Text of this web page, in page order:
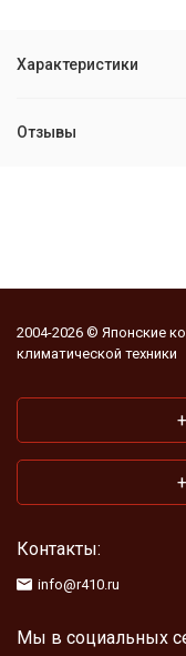
Характеристики
Отзывы
2004-2026 © Японские
климатической техники
Контакты:
info@r410.ru
Мы в социальных